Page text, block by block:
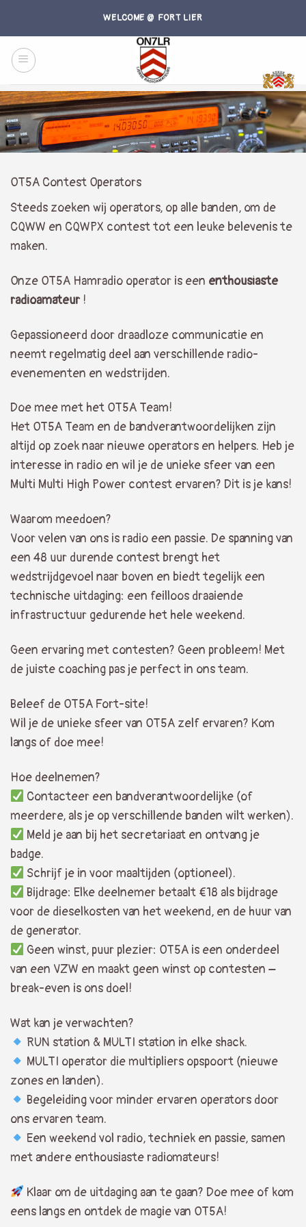
content
WELCOME @ FORT LIER
OT5A Contest Operators
Steeds zoeken wij operators, op alle banden, om de
CQWW en CQWPX contest tot een leuke belevenis te
maken.
Onze OT5A Hamradio operator is een enthousiaste
radioamateur!
Gepassioneerd door draadloze communicatie en
neemt regelmatig deel aan verschillende radio-
evenementen en wedstrijden.
Doe mee met het OT5A Team!
Het OT5A Team en de bandverantwoordelijken zijn
altijd op zoek naar nieuwe operators en helpers. Heb je
interesse in radio en wil je de unieke sfeer van een
Multi Multi High Power contest ervaren? Dit is je kans!
Waarom meedoen?
Voor velen van ons is radio een passie. De spanning van
een 48 uur durende contest brengt het
wedstrijdgevoel naar boven en biedt tegelijk een
technische uitdaging: een feilloos draaiende
infrastructuur gedurende het hele weekend.
Geen ervaring met contesten? Geen probleem! Met
de juiste coaching pas je perfect in ons team.
Beleef de OT5A Fort-site!
Wil je de unieke sfeer van OT5A zelf ervaren? Kom
langs of doe mee!
Hoe deelnemen?
Contacteer een bandverantwoordelijke (of
meerdere, als je op verschillende banden wilt werken).
Meld je aan bij het secretariaat en ontvang je
badge.
Schrijf je in voor maaltijden (optioneel).
Bijdrage: Elke deelnemer betaalt €18 als bijdrage
voor de dieselkosten van het weekend, en de huur van
de generator.
Geen winst, puur plezier: OT5A is een onderdeel
van een VZW en maakt geen winst op contesten –
break-even is ons doel!
Wat kan je verwachten?
RUN station & MULTI station in elke shack.
MULTI operator die multipliers opspoort (nieuwe
zones en landen).
Begeleiding voor minder ervaren operators door
ons ervaren team.
Een weekend vol radio, techniek en passie, samen
met andere enthousiaste radiomateurs!
Klaar om de uitdaging aan te gaan? Doe mee of kom
eens langs en ontdek de magie van OT5A!